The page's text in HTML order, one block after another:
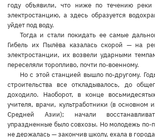
году объявили, что ниже по течению реки
электростанцию, а здесь образуется
уйдет под воду.
Тогда и стали покидать ее самые
Гибель их Пылёва казалась скорой — на
электростанции, их возвели ударными
переселяли торопливо, почти по-военному.
Но с этой станцией вышло по-другому.
строительства все откладывалось, до
доходило. Наоборот, в конце
учителя, врачи, культработники (в основном
Средней Азии); начали
упраздненные было совхозы. Но молодежь по-
не держалась — закончив школу, ехала в